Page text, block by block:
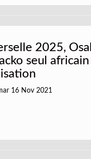
2025,
seul
16 Nov 2021